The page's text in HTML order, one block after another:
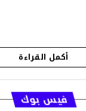
أكمل القراءة
فيس بوك